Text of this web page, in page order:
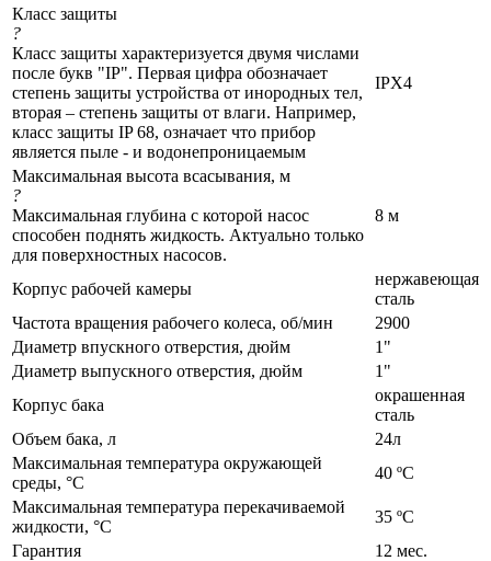
Класс защиты
?
Класс защиты характеризуется двумя числами
после букв "IP". Первая цифра обозначает
степень защиты устройства от инородных тел,
вторая – степень защиты от влаги. Например,
класс защиты IP 68, означает что прибор
является пыле - и водонепроницаемым
IPX4
Максимальная высота всасывания, м
?
Максимальная глубина с которой насос
способен поднять жидкость. Актуально только
для поверхностных насосов.
8 м
Корпус рабочей камеры
нержавеющая
сталь
Частота вращения рабочего колеса, об/мин
2900
Диаметр впускного отверстия, дюйм
1"
Диаметр выпускного отверстия, дюйм
1"
Корпус бака
окрашенная
сталь
Объем бака, л
24л
Максимальная температура окружающей
среды, °C
40 ºС
Максимальная температура перекачиваемой
жидкости, °C
35 ºС
Гарантия
12 мес.